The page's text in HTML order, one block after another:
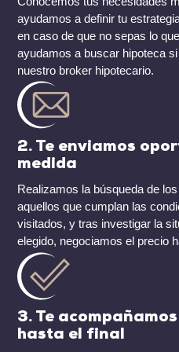
ayudamos a definir tu
en caso de que no sepas lo
ayudamos a buscar hipoteca
nuestro broker hipotecario.
2. Te enviamos
medida
Realizamos la búsqueda de
aquellos que cumplan las
visitados, y tras investigar la
elegido, negociamos el precio
3. Te acompañamos
hasta el final